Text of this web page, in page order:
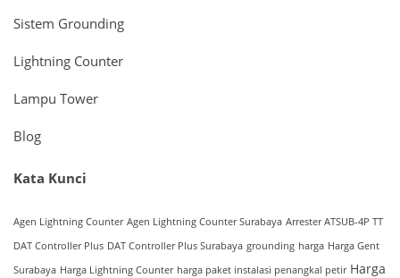
Sistem Grounding
Lightning Counter
Lampu Tower
Blog
Kata Kunci
Agen Lightning Counter Agen Lightning Counter Surabaya Arrester ATSUB-4P TT
DAT Controller Plus DAT Controller Plus Surabaya grounding harga Harga Gent
Surabaya Harga Lightning Counter harga paket instalasi penangkal petir Harga